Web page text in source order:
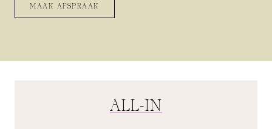
MAAK AFSPRAAK
ALL-IN